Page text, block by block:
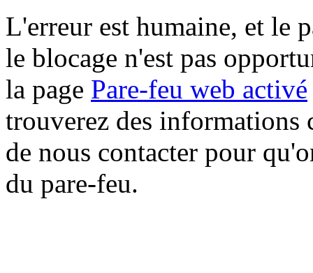
L'erreur est humaine, et le
le blocage n'est pas
la page Pare-feu web activé
trouverez des informations
de nous contacter pour
du pare-feu.